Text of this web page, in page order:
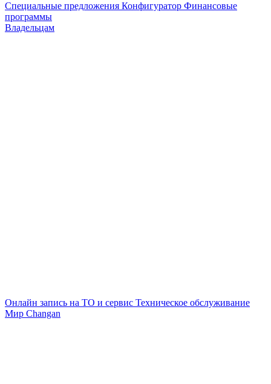
Специальные предложения Конфигуратор Финансовые
программы
Владельцам
Онлайн запись на ТО и сервис Техническое обслуживание
Мир Changan